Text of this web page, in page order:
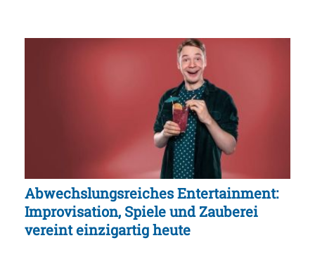
Abwechslungsreiches Entertainment:
Improvisation, Spiele und Zauberei
vereint einzigartig heute